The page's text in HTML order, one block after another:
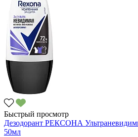
Быстрый просмотр
Дезодорант РЕКСОНА
50мл